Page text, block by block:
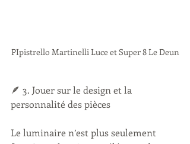
PIpistrello Martinelli Luce et Super 8 Le Deun
🪶 3. Jouer sur le design et la
personnalité des pièces
Le luminaire n’est plus seulement